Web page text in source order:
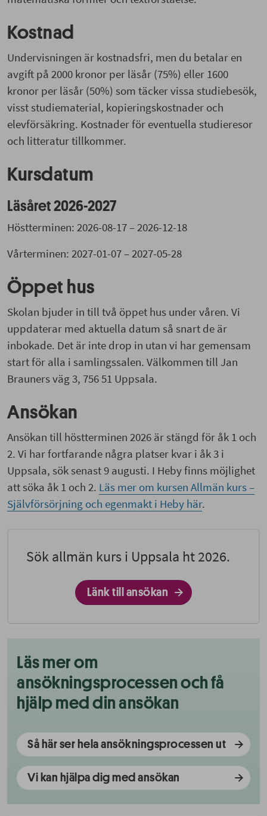
Kostnad
Undervisningen är kostnadsfri, men du betalar en
avgift på 2000 kronor per läsår (75%) eller 1600
kronor per läsår (50%) som täcker vissa studiebesök,
visst studiematerial, kopieringskostnader och
elevförsäkring. Kostnader för eventuella studieresor
och litteratur tillkommer.
Kursdatum
Läsåret 2026-2027
Höstterminen: 2026-08-17 – 2026-12-18
Vårterminen: 2027-01-07 – 2027-05-28
Öppet hus
Skolan bjuder in till två öppet hus under våren. Vi
uppdaterar med aktuella datum så snart de är
inbokade. Det är inte drop in utan vi har gemensam
start för alla i samlingssalen. Välkommen till Jan
Brauners väg 3, 756 51 Uppsala.
Ansökan
Ansökan till höstterminen 2026 är stängd för åk 1 och
2. Vi har fortfarande några platser kvar i åk 3 i
Uppsala, sök senast 9 augusti. I Heby finns möjlighet
att söka åk 1 och 2. Läs mer om kursen Allmän kurs –
Självförsörjning och egenmakt i Heby här.
Sök allmän kurs i Uppsala ht 2026.
Länk till ansökan
Läs mer om
ansökningsprocessen och få
hjälp med din ansökan
Så här ser hela ansökningsprocessen ut
Vi kan hjälpa dig med ansökan